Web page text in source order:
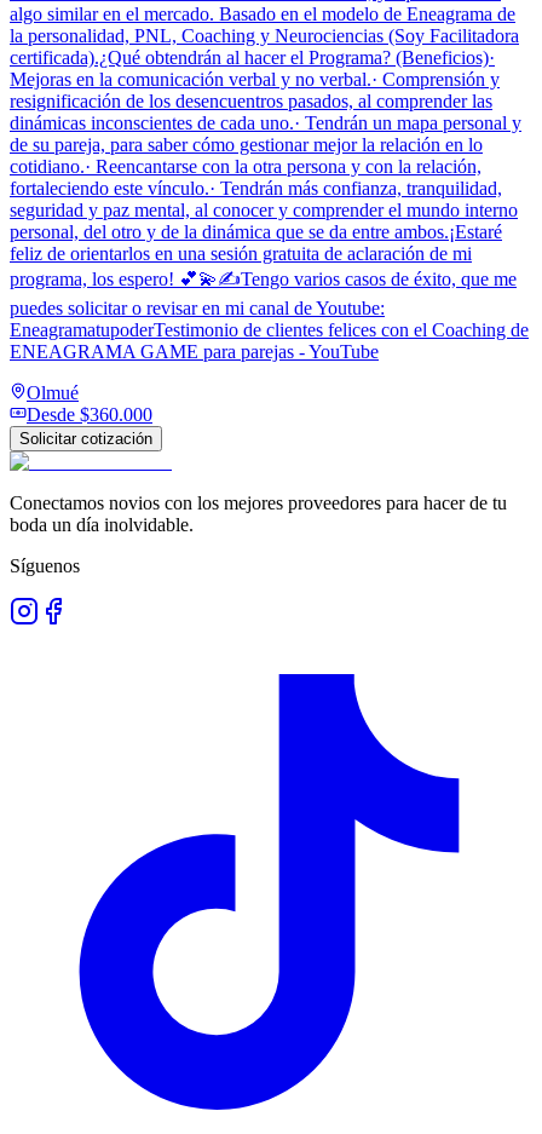
algo similar en el mercado. Basado en el modelo de Eneagrama de
la personalidad, PNL, Coaching y Neurociencias (Soy Facilitadora
certificada).¿Qué obtendrán al hacer el Programa? (Beneficios)·
Mejoras en la comunicación verbal y no verbal.· Comprensión y
resignificación de los desencuentros pasados, al comprender las
dinámicas inconscientes de cada uno.· Tendrán un mapa personal y
de su pareja, para saber cómo gestionar mejor la relación en lo
cotidiano.· Reencantarse con la otra persona y con la relación,
fortaleciendo este vínculo.· Tendrán más confianza, tranquilidad,
seguridad y paz mental, al conocer y comprender el mundo interno
personal, del otro y de la dinámica que se da entre ambos.¡Estaré
feliz de orientarlos en una sesión gratuita de aclaración de mi
programa, los espero! 💕💫✍️Tengo varios casos de éxito, que me
puedes solicitar o revisar en mi canal de Youtube:
EneagramatupoderTestimonio de clientes felices con el Coaching de
ENEAGRAMA GAME para parejas - YouTube
Olmué
Desde $360.000
Solicitar cotización
Conectamos novios con los mejores proveedores para hacer de tu
boda un día inolvidable.
Síguenos